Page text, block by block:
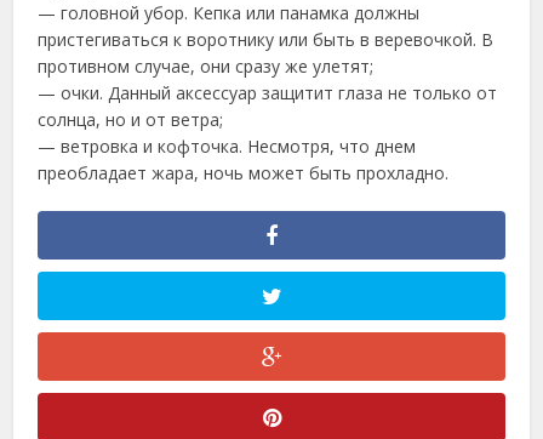
— головной убор. Кепка или панамка должны
пристегиваться к воротнику или быть в веревочкой. В
противном случае, они сразу же улетят;
— очки. Данный аксессуар защитит глаза не только от
солнца, но и от ветра;
— ветровка и кофточка. Несмотря, что днем
преобладает жара, ночь может быть прохладно.